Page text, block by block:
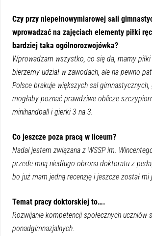
Czy przy niepełnowymiarowej sali
wprowadzać na zajęciach elementy piłki
bardziej taka ogólnorozwojówka?
Wprowadzam wszystko, co się da, mamy piłki
bierzemy udział w zawodach, ale na pewno
Polsce brakuje większych sal gimnastycznych,
mogłaby poznać prawdziwe oblicze
minihandball i gierki 3 na 3.
Co jeszcze poza pracą w liceum?
Nadal jestem związana z WSSP im.
przede mną niedługo obrona doktoratu z
bo już mam jedną recenzję i jeszcze został mi
Temat pracy doktorskiej to….
Rozwijanie kompetencji społecznych uczniów
ponadgimnazjalnych.